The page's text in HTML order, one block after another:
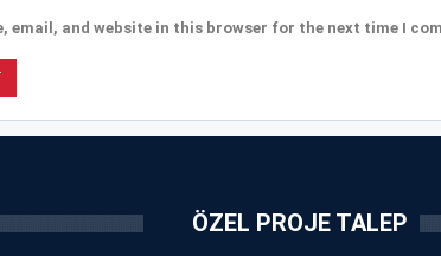
email, and website in this browser for the next time I
ÖZEL PROJE TALEP